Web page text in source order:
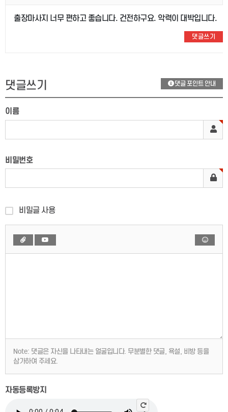
출장마사지 너무 편하고 좋습니다. 건전하구요. 악력이 대박입니다.
댓글쓰기
댓글쓰기 댓글 포인트 안내
이름
비밀번호
비밀글 사용
Note: 댓글은 자신을 나타내는 얼굴입니다. 무분별한 댓글, 욕설, 비방 등을
삼가하여 주세요.
자동등록방지